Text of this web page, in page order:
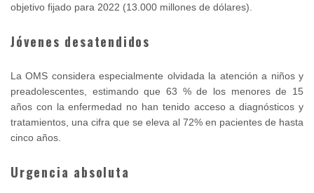
objetivo fijado para 2022 (13.000 millones de dólares).
Jóvenes desatendidos
La OMS considera especialmente olvidada la atención a niños y
preadolescentes, estimando que 63 % de los menores de 15
años con la enfermedad no han tenido acceso a diagnósticos y
tratamientos, una cifra que se eleva al 72% en pacientes de hasta
cinco años.
Urgencia absoluta